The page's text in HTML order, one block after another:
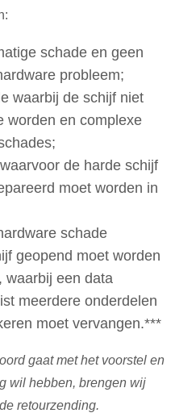
schade en geen
probleem;
waarbij de schijf niet
worden en complexe
de harde schijf
moet worden in
schade
geopend moet worden
waarbij een data
meerdere onderdelen
moet vervangen.***
gaat met het voorstel en
wil hebben, brengen wij
retourzending.